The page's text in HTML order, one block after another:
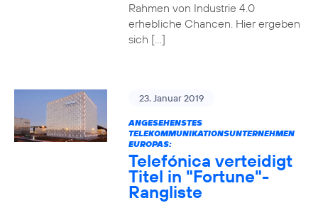
Rahmen von Industrie 4.0
erhebliche Chancen. Hier ergeben
sich […]
23. Januar 2019
ANGESEHENSTES
TELEKOMMUNIKATIONSUNTERNEHMEN
EUROPAS:
Telefónica verteidigt
Titel in "Fortune"-
Rangliste